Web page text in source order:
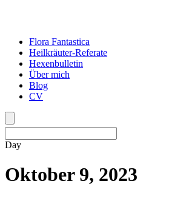
Flora Fantastica
Heilkräuter-Referate
Hexenbulletin
Über mich
Blog
CV
Day
Oktober 9, 2023